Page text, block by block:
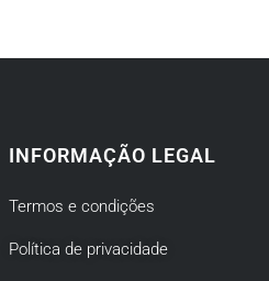
INFORMAÇÃO LEGAL
Termos e condições
Política de privacidade